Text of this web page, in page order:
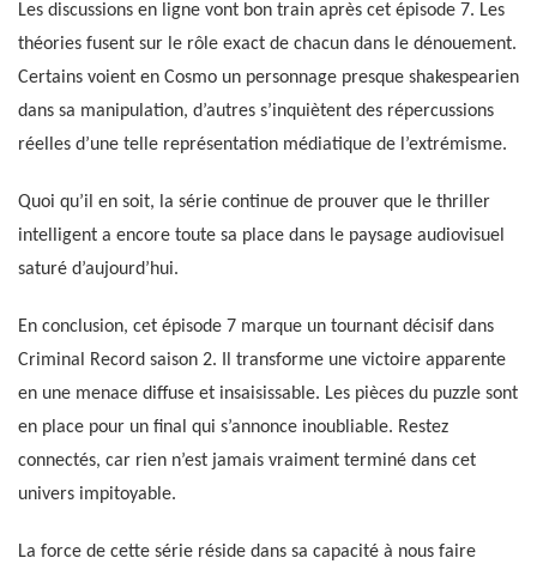
Les discussions en ligne vont bon train après cet épisode 7. Les
théories fusent sur le rôle exact de chacun dans le dénouement.
Certains voient en Cosmo un personnage presque shakespearien
dans sa manipulation, d’autres s’inquiètent des répercussions
réelles d’une telle représentation médiatique de l’extrémisme.
Quoi qu’il en soit, la série continue de prouver que le thriller
intelligent a encore toute sa place dans le paysage audiovisuel
saturé d’aujourd’hui.
En conclusion, cet épisode 7 marque un tournant décisif dans
Criminal Record saison 2. Il transforme une victoire apparente
en une menace diffuse et insaisissable. Les pièces du puzzle sont
en place pour un final qui s’annonce inoubliable. Restez
connectés, car rien n’est jamais vraiment terminé dans cet
univers impitoyable.
La force de cette série réside dans sa capacité à nous faire